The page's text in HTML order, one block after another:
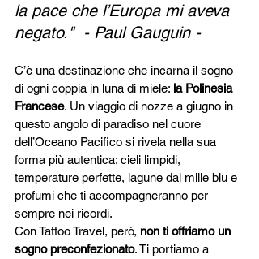
la pace che l’Europa mi aveva
negato."  - Paul Gauguin -
C’è una destinazione che incarna il sogno
di ogni coppia in luna di miele: la Polinesia
Francese. Un viaggio di nozze a giugno in
questo angolo di paradiso nel cuore
dell’Oceano Pacifico si rivela nella sua
forma più autentica: cieli limpidi,
temperature perfette, lagune dai mille blu e
profumi che ti accompagneranno per
sempre nei ricordi.
Con Tattoo Travel, però, non ti offriamo un
sogno preconfezionato. Ti portiamo a